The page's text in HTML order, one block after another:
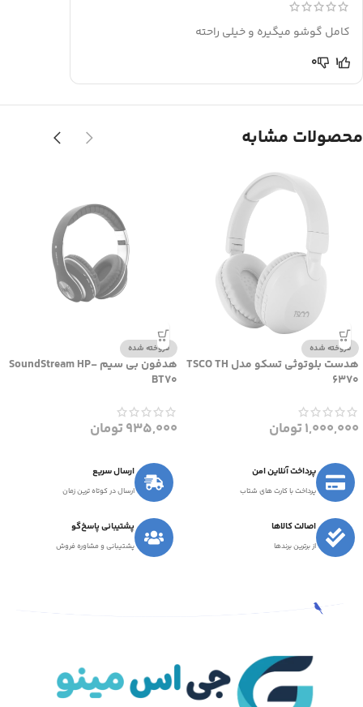
کامل گوشو میگیره و خیلی راحته
1
0
محصولات مشابه
فروخته شده
هدست بلوتوثی تسکو مدل TSCO TH
6370
1,000,000تومان
فروخته شده
هدفون بی سیم SoundStream HP-
BT70
935,000تومان
پرداخت آنلاین امن
پرداخت با کارت های شتاب
ارسال سریع
ارسال در کوتاه ترین زمان
اصالت کالاها
از برترین برندها
پشتیبانی پاسخ‌گو
پشتیبانی و مشاوره فروش